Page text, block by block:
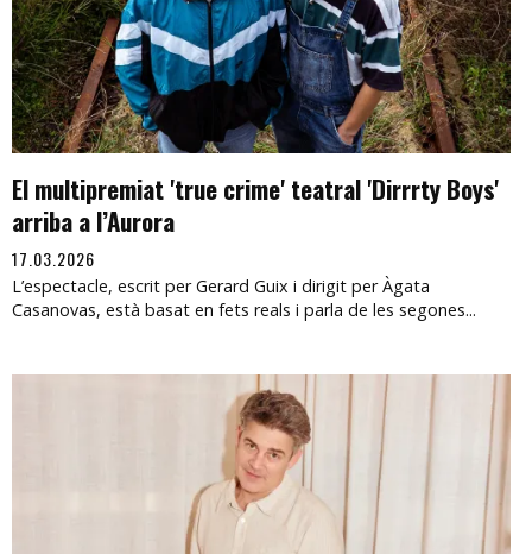
El multipremiat 'true crime' teatral 'Dirrrty Boys'
arriba a l’Aurora
17.03.2026
L’espectacle, escrit per Gerard Guix i dirigit per Àgata
Casanovas, està basat en fets reals i parla de les segones...